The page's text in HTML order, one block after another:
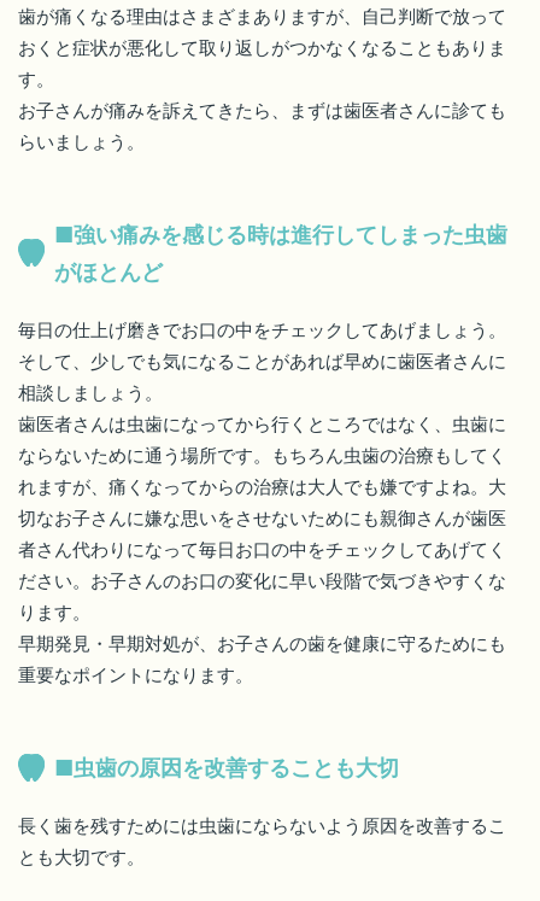
歯が痛くなる理由はさまざまありますが、自己判断で放って
おくと症状が悪化して取り返しがつかなくなることもありま
す。
お子さんが痛みを訴えてきたら、まずは歯医者さんに診ても
らいましょう。
■強い痛みを感じる時は進行してしまった虫歯
がほとんど
毎日の仕上げ磨きでお口の中をチェックしてあげましょう。
そして、少しでも気になることがあれば早めに歯医者さんに
相談しましょう。
歯医者さんは虫歯になってから行くところではなく、虫歯に
ならないために通う場所です。もちろん虫歯の治療もしてく
れますが、痛くなってからの治療は大人でも嫌ですよね。大
切なお子さんに嫌な思いをさせないためにも親御さんが歯医
者さん代わりになって毎日お口の中をチェックしてあげてく
ださい。お子さんのお口の変化に早い段階で気づきやすくな
ります。
早期発見・早期対処が、お子さんの歯を健康に守るためにも
重要なポイントになります。
■虫歯の原因を改善することも大切
長く歯を残すためには虫歯にならないよう原因を改善するこ
とも大切です。